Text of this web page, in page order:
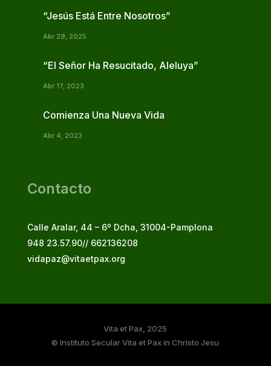
“Jesús Está Entre Nosotros”
Abr 29, 2025
“El Señor Ha Resucitado, Aleluya”
Abr 17, 2023
Comienza Una Nueva Vida
Abr 4, 2023
Contacto
Calle Aralar, 44 – 6º Dcha, 31004-Pamplona
948 23.57.90// 662136208
vidapaz@vitaetpax.org
Vita et Pax, 2025
© Instituto Secular Vita et Pax in Christo Jesu